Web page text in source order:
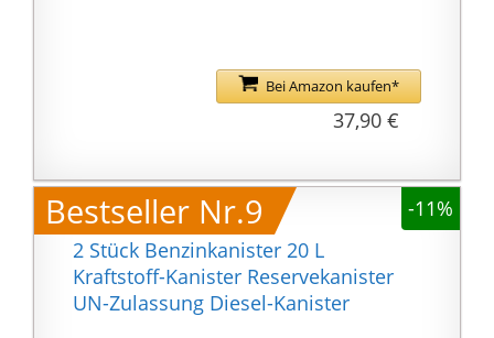
sollte an einem kühlen
Bei Amazon kaufen*
37,90 €
Bestseller Nr.9
-11%
2 Stück Benzinkanister 20 L
Kraftstoff-Kanister Reservekanister
UN-Zulassung Diesel-Kanister